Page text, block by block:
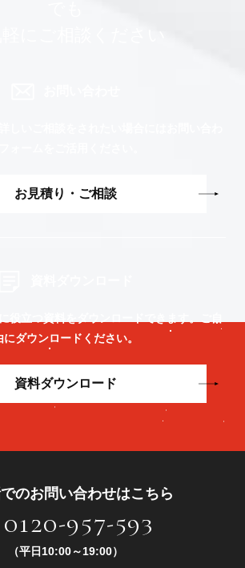
お見積り・ご相談
にダウンロードください。
資料ダウンロード
のお問い合わせはこちら
0120-957-593
（平日10:00～19:00）